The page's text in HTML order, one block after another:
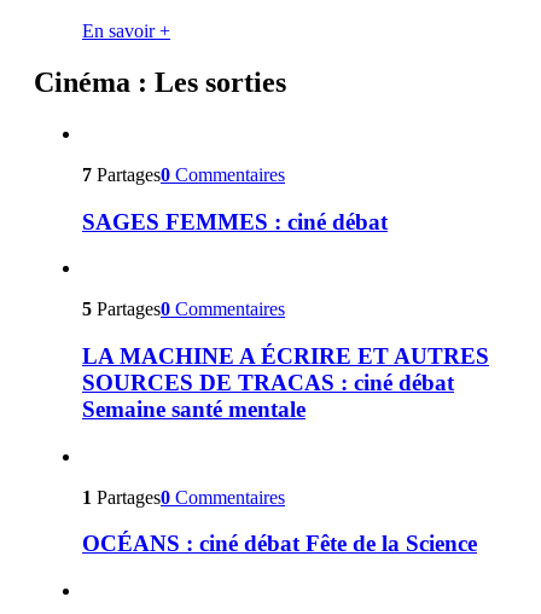
En savoir +
Cinéma : Les sorties
7 Partages0 Commentaires
SAGES FEMMES : ciné débat
5 Partages0 Commentaires
LA MACHINE A ÉCRIRE ET AUTRES
SOURCES DE TRACAS : ciné débat
Semaine santé mentale
1 Partages0 Commentaires
OCÉANS : ciné débat Fête de la Science